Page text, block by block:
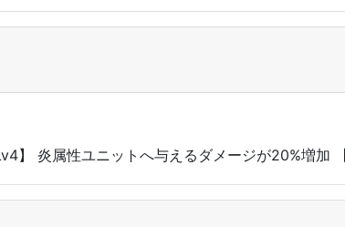
】 炎属性ユニットへ与えるダメージが20%増